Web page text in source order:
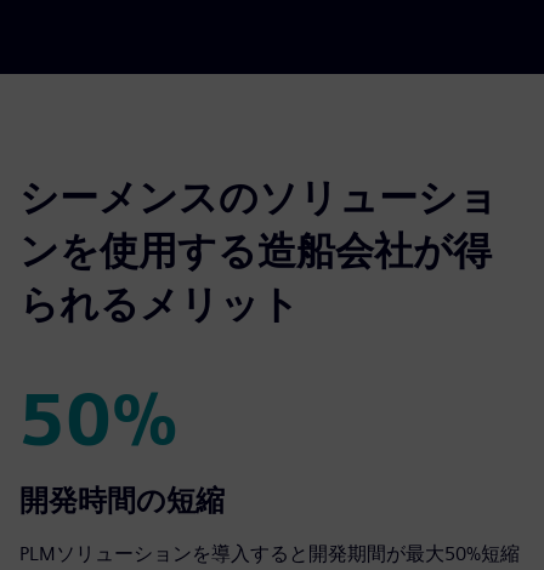
シーメンスのソリューショ
ンを使用する造船会社が得
られるメリット
50%
50%
開発時間の短縮
PLMソリューションを導入すると開発期間が最大50%短縮